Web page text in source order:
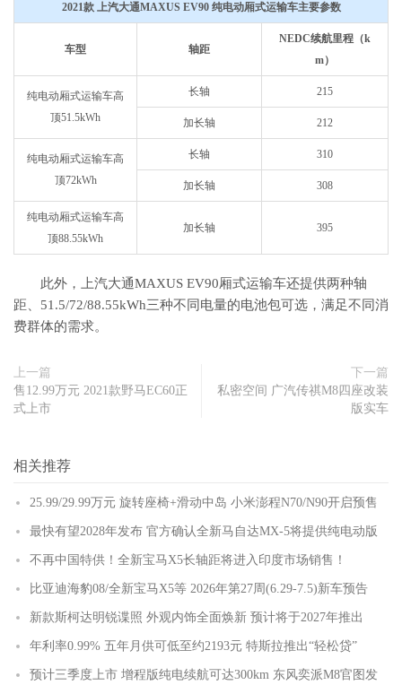
2021款 上汽大通MAXUS EV90 纯电动厢式运输车主要参数
车型 轴距
NEDC续航里程（k
m）
纯电动厢式运输车高
顶51.5kWh
长轴 215
加长轴 212
纯电动厢式运输车高
顶72kWh
长轴 310
加长轴 308
纯电动厢式运输车高
顶88.55kWh
加长轴 395
此外，上汽大通MAXUS EV90厢式运输车还提供两种轴
距、51.5/72/88.55kWh三种不同电量的电池包可选，满足不同消
费群体的需求。
上一篇
售12.99万元 2021款野马EC60正
式上市
下一篇
私密空间 广汽传祺M8四座改装
版实车
相关推荐
25.99/29.99万元 旋转座椅+滑动中岛 小米澎程N70/N90开启预售
最快有望2028年发布 官方确认全新马自达MX-5将提供纯电动版
不再中国特供！全新宝马X5长轴距将进入印度市场销售！
比亚迪海豹08/全新宝马X5等 2026年第27周(6.29-7.5)新车预告
新款斯柯达明锐谍照 外观内饰全面焕新 预计将于2027年推出
年利率0.99% 五年月供可低至约2193元 特斯拉推出“轻松贷”
预计三季度上市 增程版纯电续航可达300km 东风奕派M8官图发